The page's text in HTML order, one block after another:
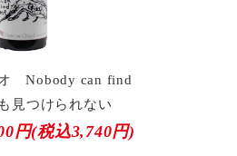
オ Nobody can find
見つけられない
円(税込3,740円)